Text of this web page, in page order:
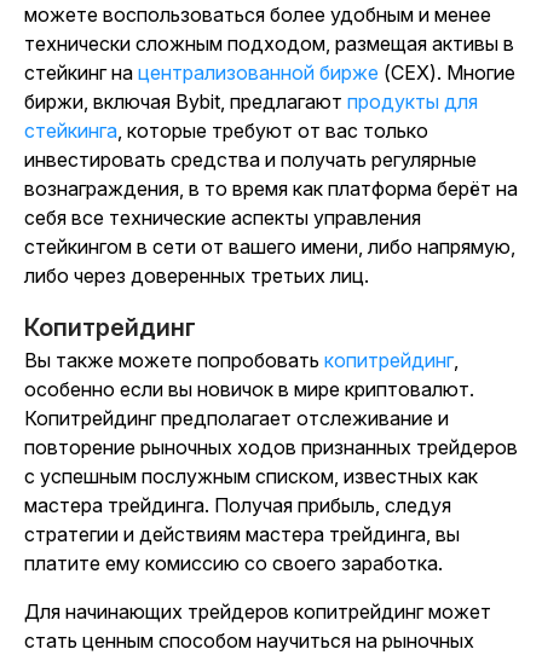
можете воспользоваться более удобным и менее
технически сложным подходом, размещая активы в
стейкинг на централизованной бирже (CEX). Многие
биржи, включая Bybit, предлагают продукты для
стейкинга , которые требуют от вас только
инвестировать средства и получать регулярные
вознаграждения, в то время как платформа берёт на
себя все технические аспекты управления
стейкингом в сети от вашего имени, либо напрямую,
либо через доверенных третьих лиц.
Копитрейдинг
Вы также можете попробовать копитрейдинг,
особенно если вы новичок в мире криптовалют.
Копитрейдинг предполагает отслеживание и
повторение рыночных ходов признанных трейдеров
с успешным послужным списком, известных как
мастера трейдинга. Получая прибыль, следуя
стратегии и действиям мастера трейдинга, вы
платите ему комиссию со своего заработка.
Для начинающих трейдеров копитрейдинг может
стать ценным способом научиться на рыночных